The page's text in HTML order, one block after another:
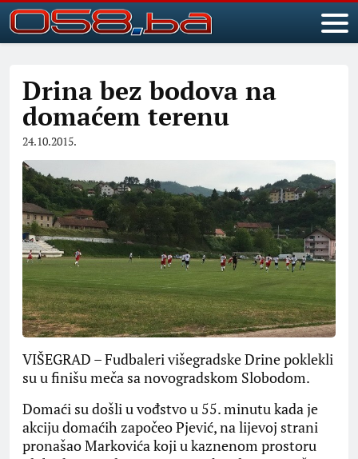
Drina bez bodova na
domaćem terenu
24.10.2015.
VIŠEGRAD – Fudbaleri višegradske Drine poklekli
su u finišu meča sa novogradskom Slobodom.
Domaći su došli u vođstvo u 55. minutu kada je
akciju domaćih započeo Pjević, na lijevoj strani
pronašao Markovića koji u kaznenom prostoru